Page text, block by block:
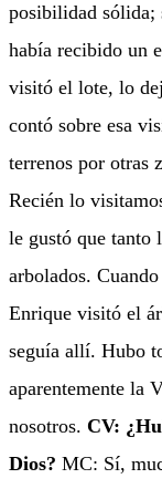
posibilidad sólida;
había recibido un
visitó el lote, lo
contó sobre esa
terrenos por otras
Recién lo
le gustó que tanto
arbolados.
Enrique visitó el
seguía allí. Hubo
aparentemente la
nosotros. CV:
Dios? MC: Sí,